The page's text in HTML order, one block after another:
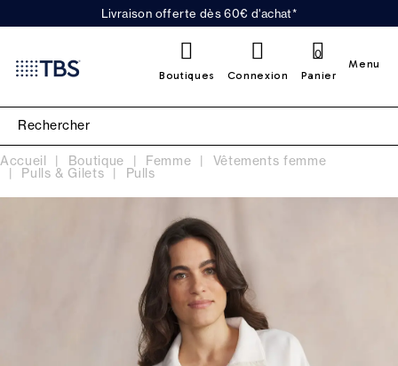
Livraison offerte dès 60€ d'achat*
Boutiques Connexion Panier
0
Menu
Accueil Boutique Femme Vêtements femme
Pulls & Gilets Pulls